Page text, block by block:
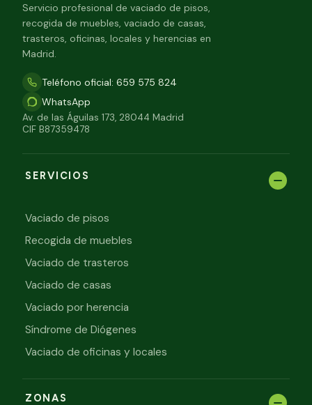
Servicio profesional de vaciado de pisos,
recogida de muebles, vaciado de casas,
trasteros, oficinas, locales y herencias en
Madrid.
Teléfono oficial: 659 575 824
WhatsApp
Av. de las Águilas 173, 28044 Madrid
CIF B87359478
SERVICIOS
Vaciado de pisos
Recogida de muebles
Vaciado de trasteros
Vaciado de casas
Vaciado por herencia
Síndrome de Diógenes
Vaciado de oficinas y locales
ZONAS